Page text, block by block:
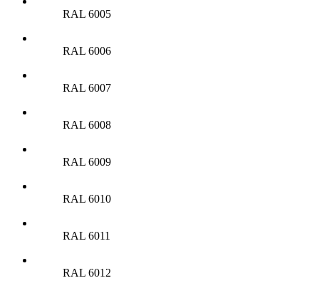
RAL 6005
RAL 6006
RAL 6007
RAL 6008
RAL 6009
RAL 6010
RAL 6011
RAL 6012